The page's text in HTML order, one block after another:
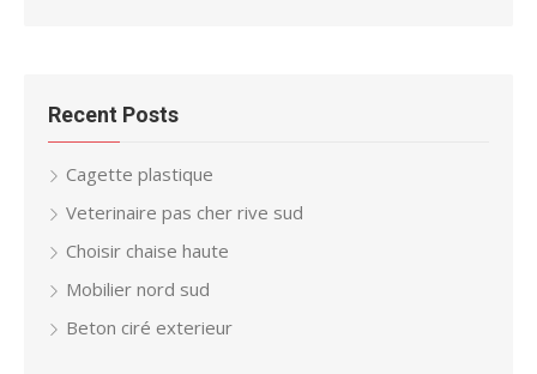
Recent Posts
Cagette plastique
Veterinaire pas cher rive sud
Choisir chaise haute
Mobilier nord sud
Beton ciré exterieur